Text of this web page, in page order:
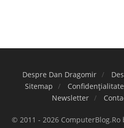
Despre Dan Dragomir
Sitemap
Confidențialitate
Newsletter
© 2011 - 2026